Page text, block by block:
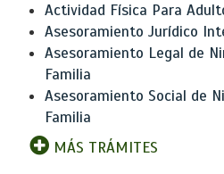
Actividad Física Para
Asesoramiento Jurídico
Asesoramiento Legal de
Familia
Asesoramiento Social de
Familia
MÁS TRÁMITES